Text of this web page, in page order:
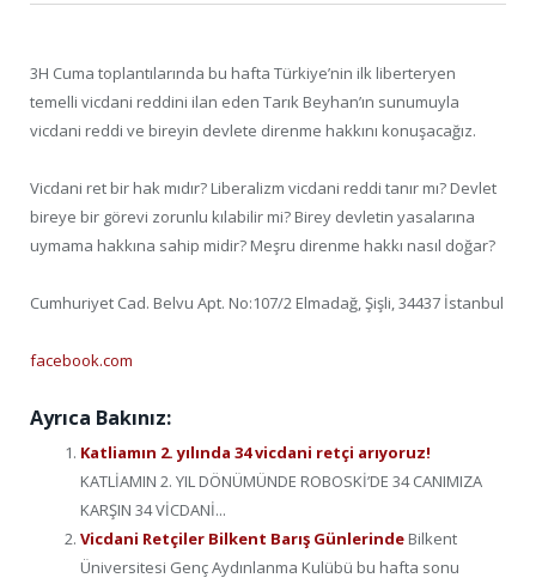
3H Cuma toplantılarında bu hafta Türkiye’nin ilk liberteryen
temelli vicdani reddini ilan eden Tarık Beyhan’ın sunumuyla
vicdani reddi ve bireyin devlete direnme hakkını konuşacağız.
Vicdani ret bir hak mıdır? Liberalizm vicdani reddi tanır mı? Devlet
bireye bir görevi zorunlu kılabilir mi? Birey devletin yasalarına
uymama hakkına sahip midir? Meşru direnme hakkı nasıl doğar?
Cumhuriyet Cad. Belvu Apt. No:107/2 Elmadağ, Şişli, 34437 İstanbul
facebook.com
Ayrıca Bakınız:
Katliamın 2. yılında 34 vicdani retçi arıyoruz!
KATLİAMIN 2. YIL DÖNÜMÜNDE ROBOSKİ’DE 34 CANIMIZA
KARŞIN 34 VİCDANİ...
Vicdani Retçiler Bilkent Barış Günlerinde Bilkent
Üniversitesi Genç Aydınlanma Kulübü bu hafta sonu